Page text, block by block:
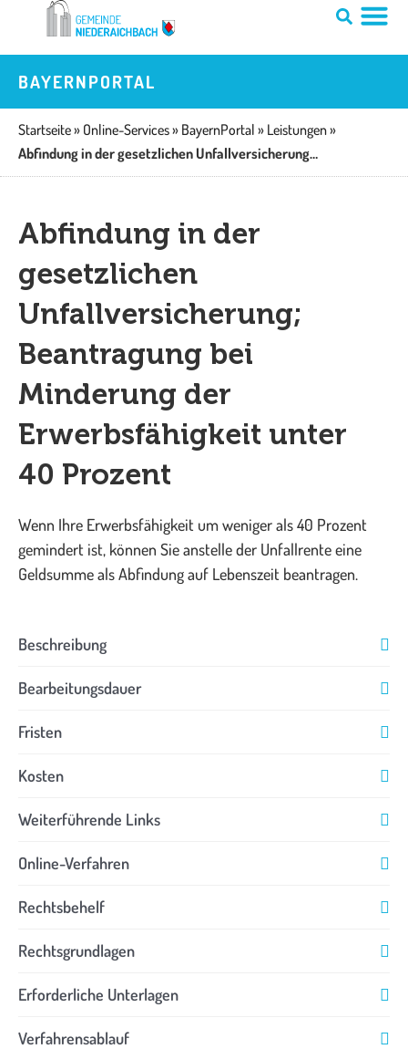
springen
BAYERNPORTAL
Startseite» Online-Services» BayernPortal » Leistungen»
Abfindung in der gesetzlichen Unfallversicherung; Beantragung bei Minderung der Erwerbsfähigkeit unter 40 Prozent
Abfindung in der
gesetzlichen
Unfallversicherung;
Beantragung bei
Minderung der
Erwerbsfähigkeit unter
40 Prozent
Wenn Ihre Erwerbsfähigkeit um weniger als 40 Prozent
gemindert ist, können Sie anstelle der Unfallrente eine
Geldsumme als Abfindung auf Lebenszeit beantragen.
Beschreibung
Bearbeitungsdauer
Fristen
Kosten
Weiterführende Links
Online-Verfahren
Rechtsbehelf
Rechtsgrundlagen
Erforderliche Unterlagen
Verfahrensablauf